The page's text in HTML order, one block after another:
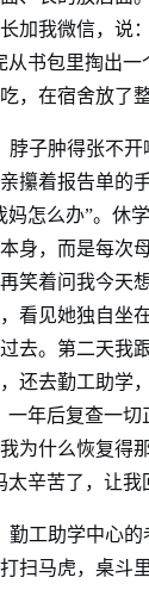
加我微信，说
从书包里掏出一
，在宿舍放了
脖子肿得张不开
攥着报告单的
妈怎么办”。休
身，而是每次
笑着问我今天
看见她独自坐
去。第二天我
还去勤工助学
一年后复查一切
为什么恢复得
太辛苦了，让我
勤工助学中心
扫马虎，桌斗